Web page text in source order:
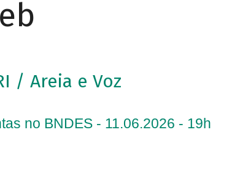
/ Areia e Voz
no BNDES - 11.06.2026 - 19h